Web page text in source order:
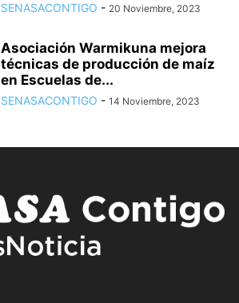
SENASACONTIGO - 20 Noviembre, 2023
Asociación Warmikuna mejora
técnicas de producción de maíz
en Escuelas de...
SENASACONTIGO - 14 Noviembre, 2023